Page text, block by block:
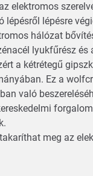
elektromos
lépésre
hálózat
lyukfűrész
a kétrétegű
Ez a
való
meg az